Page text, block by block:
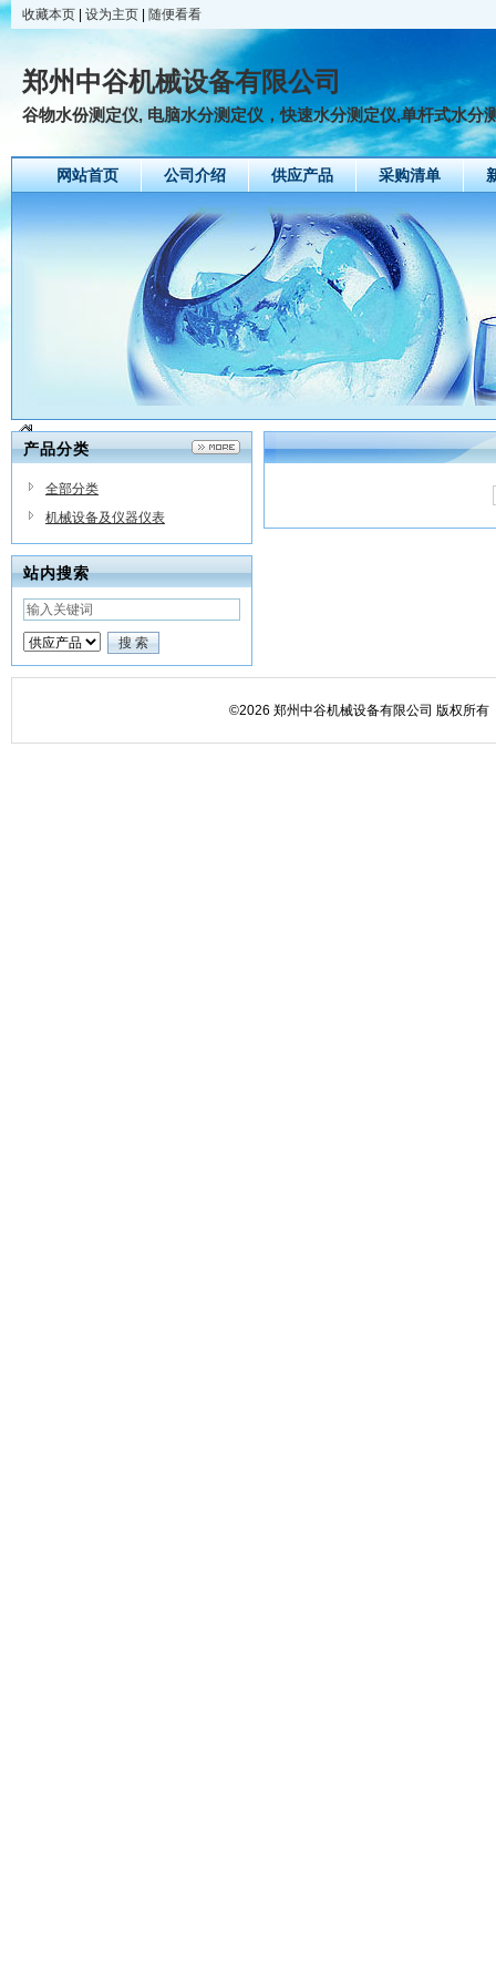
收藏本页 设为主页 随便看看
郑州中谷机械设备有限公司
谷物水份测定仪, 电脑水分测定仪，快速水分测定仪,单杆式水分
网站首页 公司介绍 供应产品 采购清单
产品分类
全部分类
机械设备及仪器仪表
站内搜索
©2026 郑州中谷机械设备有限公司 版权所